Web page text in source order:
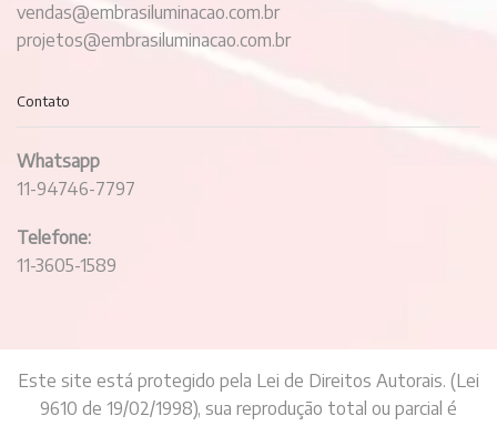
vendas@embrasiluminacao.com.br
projetos@embrasiluminacao.com.br
Contato
Whatsapp
11-94746-7797
Telefone:
11-3605-1589
Este site está protegido pela Lei de Direitos Autorais. (Lei
9610 de 19/02/1998), sua reprodução total ou parcial é